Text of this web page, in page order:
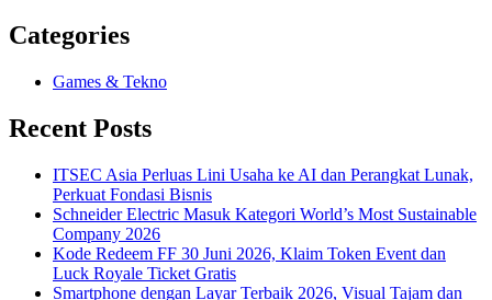
Categories
Games & Tekno
Recent Posts
ITSEC Asia Perluas Lini Usaha ke AI dan Perangkat Lunak,
Perkuat Fondasi Bisnis
Schneider Electric Masuk Kategori World’s Most Sustainable
Company 2026
Kode Redeem FF 30 Juni 2026, Klaim Token Event dan
Luck Royale Ticket Gratis
Smartphone dengan Layar Terbaik 2026, Visual Tajam dan